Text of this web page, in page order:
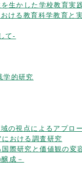
生かした学校教育実
る教育科学教育と
て-
学的研究
の視点によるアプロ
おける調査研究
際研究と価値観の変
成－